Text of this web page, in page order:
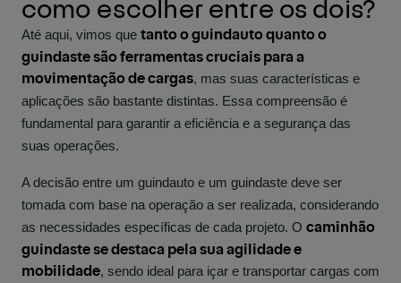
como escolher entre os dois?
Até aqui, vimos que tanto o guindauto quanto o
guindaste são ferramentas cruciais para a
movimentação de cargas, mas suas características e
aplicações são bastante distintas. Essa compreensão é
fundamental para garantir a eficiência e a segurança das
suas operações.
A decisão entre um guindauto e um guindaste deve ser
tomada com base na operação a ser realizada, considerando
as necessidades específicas de cada projeto. O caminhão
guindaste se destaca pela sua agilidade e
mobilidade, sendo ideal para içar e transportar cargas com